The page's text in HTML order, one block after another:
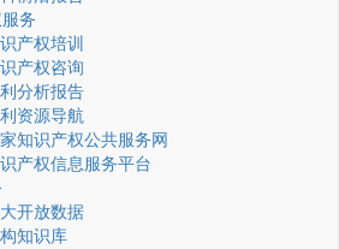
务
产权培训
产权咨询
分析报告
资源导航
知识产权公共服务网
产权信息服务平台
开放数据
知识库